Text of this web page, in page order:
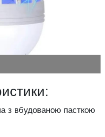
з вбудованою пасткою